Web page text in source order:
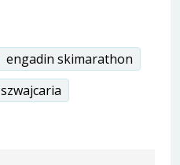
engadin skimarathon
szwajcaria